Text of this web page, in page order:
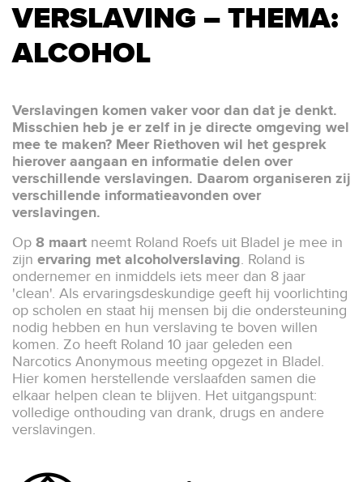
VERSLAVING – THEMA:
ALCOHOL
Verslavingen komen vaker voor dan dat je denkt.
Misschien heb je er zelf in je directe omgeving wel
mee te maken? Meer Riethoven wil het gesprek
hierover aangaan en informatie delen over
verschillende verslavingen. Daarom organiseren zij
verschillende informatieavonden over
verslavingen.
Op 8 maart neemt Roland Roefs uit Bladel je mee in
zijn ervaring met alcoholverslaving. Roland is
ondernemer en inmiddels iets meer dan 8 jaar
'clean'. Als ervaringsdeskundige geeft hij voorlichting
op scholen en staat hij mensen bij die ondersteuning
nodig hebben en hun verslaving te boven willen
komen. Zo heeft Roland 10 jaar geleden een
Narcotics Anonymous meeting opgezet in Bladel.
Hier komen herstellende verslaafden samen die
elkaar helpen clean te blijven. Het uitgangspunt:
volledige onthouding van drank, drugs en andere
verslavingen.